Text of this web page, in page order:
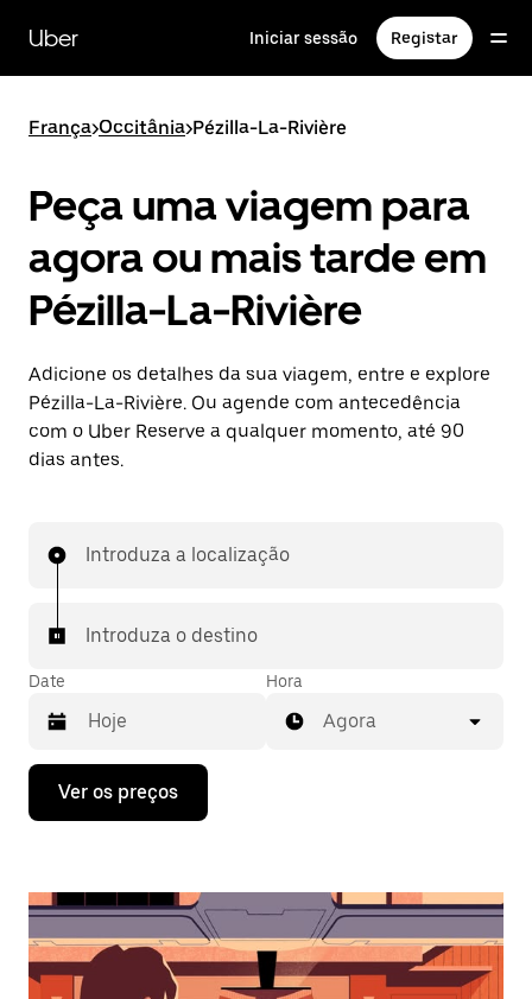
para
conteúdo
Uber Iniciar sessão Registar
França>Occitânia>Pézilla-La-Rivière
Peça uma viagem para
agora ou mais tarde em
Pézilla-La-Rivière
Adicione os detalhes da sua viagem, entre e explore
Pézilla-La-Rivière. Ou agende com antecedência
com o Uber Reserve a qualquer momento, até 90
dias antes.
Introduza a localização
Introduza o destino
Date
Prima
tecla
interagir
o
calendário
Hora
Agora
Ver os preços